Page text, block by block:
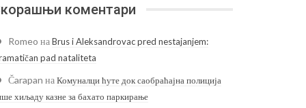
коментари
Romeo наBrus i Aleksandrovac pred nestajanjem:
pad nataliteta
Čarapan наКомуналци ћуте док саобраћајна полиција
хиљаду казне за бахато паркирање